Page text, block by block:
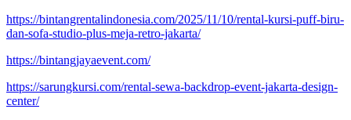
https://bintangrentalindonesia.com/2025/11/10/rental-kursi-puff-biru-
dan-sofa-studio-plus-meja-retro-jakarta/
https://bintangjayaevent.com/
https://sarungkursi.com/rental-sewa-backdrop-event-jakarta-design-
center/